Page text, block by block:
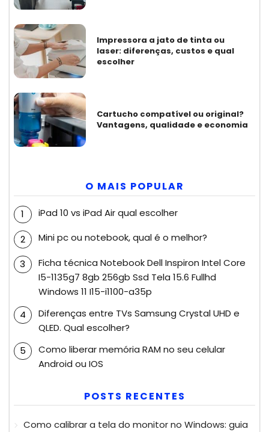
Impressora a jato de tinta ou
laser: diferenças, custos e qual
escolher
Cartucho compatível ou original?
Vantagens, qualidade e economia
O MAIS POPULAR
iPad 10 vs iPad Air qual escolher
Mini pc ou notebook, qual é o melhor?
Ficha técnica Notebook Dell Inspiron Intel Core
I5-1135g7 8gb 256gb Ssd Tela 15.6 Fullhd
Windows 11 I15-i1100-a35p
Diferenças entre TVs Samsung Crystal UHD e
QLED. Qual escolher?
Como liberar memória RAM no seu celular
Android ou IOS
POSTS RECENTES
Como calibrar a tela do monitor no Windows: guia